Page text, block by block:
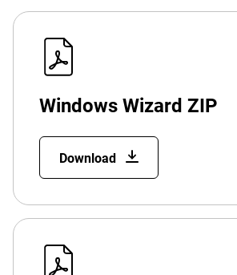
Windows Wizard ZIP
Download